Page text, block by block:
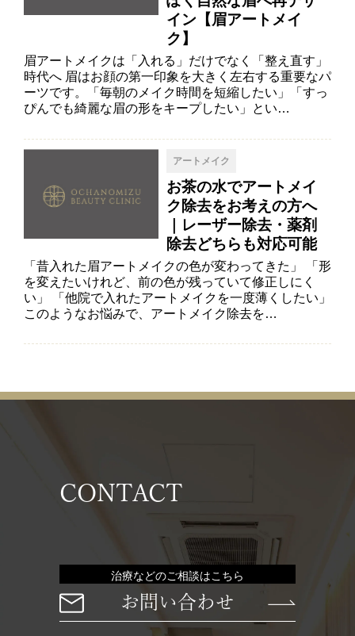
イン【眉アートメイ
ク】
眉アートメイクは「入れる」だけでなく「整え直す」
時代へ 眉はお顔の第一印象を大きく左右する重要なパ
ーツです。「毎朝のメイク時間を短縮したい」「すっ
ぴんでも綺麗な眉の形をキープしたい」とい…
アートメイク
お茶の水でアートメイ
ク除去をお考えの方へ
｜レーザー除去・薬剤
除去どちらも対応可能
「昔入れた眉アートメイクの色が変わってきた」 「形
を変えたいけれど、前の色が残っていて修正しにく
い」 「他院で入れたアートメイクを一度薄くしたい」
このようなお悩みで、アートメイク除去を…
CONTACT
治療などのご相談はこちら
お問い合わせ